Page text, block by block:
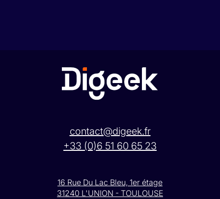
contact@digeek.fr
+33 (0)6 51 60 65 23
16 Rue Du Lac Bleu, 1er étage
31240 L'UNION - TOULOUSE